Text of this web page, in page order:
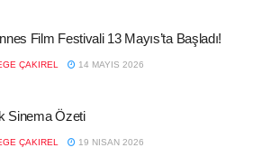
Film Festivali 13 Mayıs’ta Başladı!
ÇAKIREL 14 MAYIS 2026
Sinema Özeti
ÇAKIREL 19 NISAN 2026